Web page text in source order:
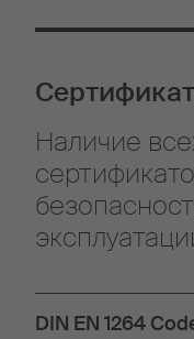
Наличие
DIN EN 1264